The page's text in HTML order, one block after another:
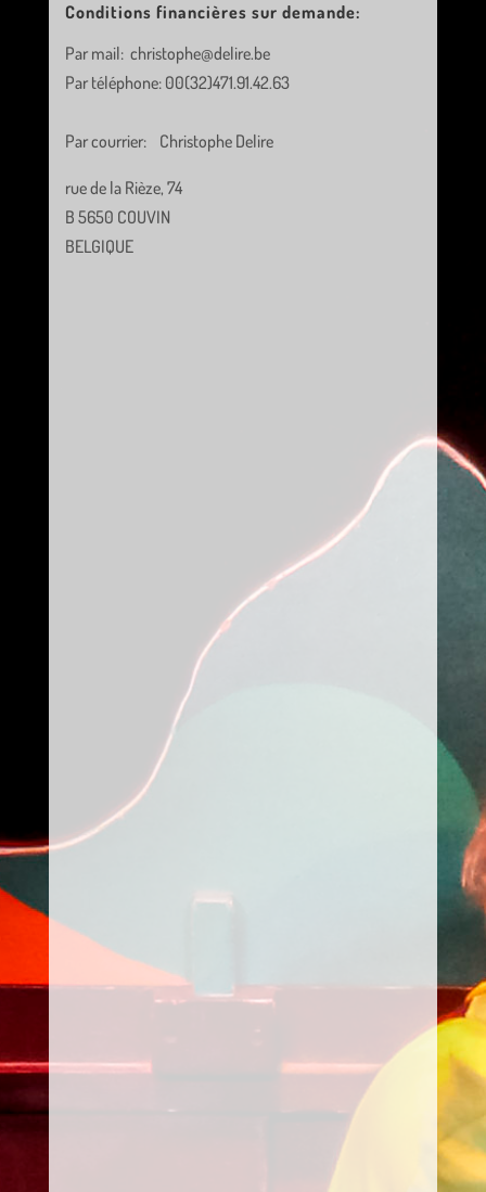
Conditions financières sur demande:
Par mail: christophe@delire.be
Par téléphone: 00(32)471.91.42.63
Par courrier: Christophe Delire
rue de la Rièze, 74
B 5650 COUVIN
BELGIQUE